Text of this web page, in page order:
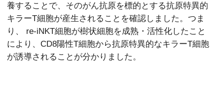
養することで、そのがん抗原を標的とする抗原特異的
キラーT細胞が産生されることを確認しました。つま
り、 re-iNKT細胞が樹状細胞を成熟・活性化したこと
により、CD8陽性T細胞から抗原特異的なキラーT細胞
が誘導されることが分かりました。